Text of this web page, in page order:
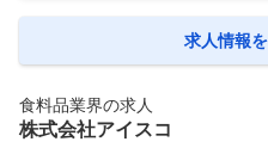
官庁での食堂運営をはじめとし、
北支社だけで約150ヶ所の給食業務
事…
求人情報
食料品業界の求人
株式会社アイスコ